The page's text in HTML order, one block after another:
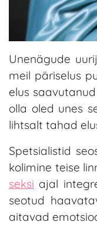
Unenägude
meil päriselus
elus
olla oled unes
lihtsalt tahad
Spetsialistid
kolimine teise
seksi ajal
seotud
aitavad